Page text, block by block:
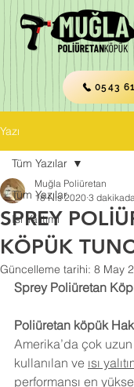
0543
Yazı
Tüm Yazılar
Isı Yalıtımı
Tüm Yazılar
SPREY
KÖPÜK
Muğla Poliüretan
18 Nis 2020 3
Güncelleme tarihi: 8 May
Sprey Poliüretan
Poliüretan köpük
Amerika’da çok uzun
kullanılan ve ısı
performansı en